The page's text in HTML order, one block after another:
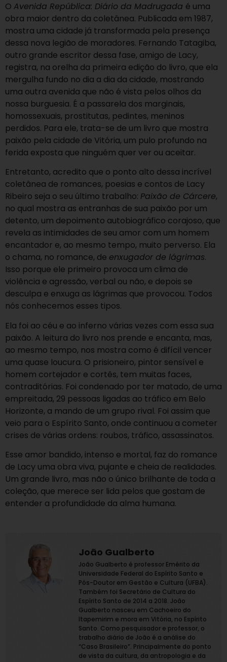
O Avenida República: Diário da Madrugada é uma
obra maior dentro da coletânea. Publicada em 1987,
mostra uma cidade já transformada pela presença
dessa nova legião de moradores. Fernando Tatagiba,
outro grande escritor dessa fase, amigo de Lacy,
registra, na orelha da primeira edição do livro, que ela
mergulha fundo no dia a dia da cidade, mostrando
uma outra avenida que não é vista pelos olhos da
nossa burguesia. É a passarela dos marginais,
homossexuais, prostitutas, pedintes, meninos
perdidos. Para ele, trata-se de um livro que mostra
paixão pela cidade de Vitória, um pulo profundo na
ferida exposta que ninguém quer ver ou aceitar.
Entretanto, acredito que o ponto alto dessa incrível
coletânea de romances, poesias e contos de Lacy
Ribeiro seja o seu último trabalho: Paixão de Cárcere,
no qual mostra as entranhas de sua paixão por um
detento, um depoimento autobiográfico corajoso, que
revela as intimidades de seu amor com um homem
encantador e, ao mesmo tempo, muito perverso. Ela
o chama, no romance, de enxugador de lágrimas.
Isso porque ele primeiro provoca um clima de
violência e agressão, verbal ou não, e depois se
desculpa e enxuga as lágrimas que provocou. Todos
nós conhecemos esses tipos.
Ela foi ao céu e ao inferno várias vezes com essa sua
paixão. A leitura do livro nos prende e encanta, mas,
ao mesmo tempo, nos mostra como é difícil vencer
uma quase loucura. O prisioneiro, pintor sensível e
homem cortejador e cortês, tem muitas faces,
contraditórias. Foi condenado por ter matado, de uma
empreitada, 29 pessoas ligadas ao tráfico em Belo
Horizonte, a mando de um grupo rival. Foi assim que
veio para o Espírito Santo, onde continuou a cometer
crises de várias ordens: roubos, tráfico, assassinatos.
Esse amor bandido, intenso e mortal, faz do romance
de Lacy uma obra viva, pujante e cheia de realidades.
Um grande livro, mas não o único brilhante de toda a
coleção, que merece ser lida pelos que gostam de
entender a profundidade da alma humana.
João Gualberto
João Gualberto é professor Emérito da
Universidade Federal do Espírito Santo e
Pós-Doutor em Gestão e Cultura (UFBA).
Também foi Secretário de Cultura do
Espírito Santo de 2014 a 2018. João
Gualberto nasceu em Cachoeiro do
Itapemirim e mora em Vitória, no Espírito
Santo. Como pesquisador e professor, o
trabalho diário de João é a análise do
“Caso Brasileiro”. Principalmente do ponto
de vista da cultura, da antropologia e da